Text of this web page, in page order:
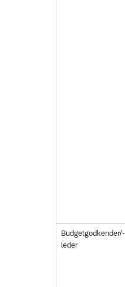
Budgetgodkender/-
leder